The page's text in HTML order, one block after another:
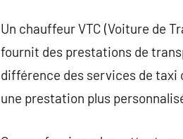
Un chauffeur VTC (Voiture de
fournit des prestations de
différence des services de taxi
une prestation plus